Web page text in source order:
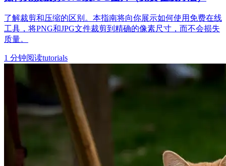
了解裁剪和压缩的区别。本指南将向你展示如何使用免费在线
工具，将PNG和JPG文件裁剪到精确的像素尺寸，而不会损失
质量。
1 分钟阅读tutorials